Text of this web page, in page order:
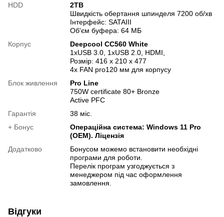
HDD
2TB
Швидкість обертання шпинделя 7200 об/хв
Інтерфейс: SATAIII
Об'єм буфера: 64 МБ
Корпус
Deepcool CC560 White
1xUSB 3.0, 1xUSB 2.0, HDMI,
Розмір: 416 x 210 x 477
4x FAN pro120 мм для корпусу
Блок живлення
Pro Line
750W certificate 80+ Bronze
Active PFC
Гарантія
38 міс.
+ Бонус
Операційна система: Windows 11 Pro
(OEM). Ліцензія
Додатково
Бонусом можемо встановити необхідні
програми для роботи.
Перелік програм узгоджується з
менеджером під час оформлення
замовлення.
Відгуки